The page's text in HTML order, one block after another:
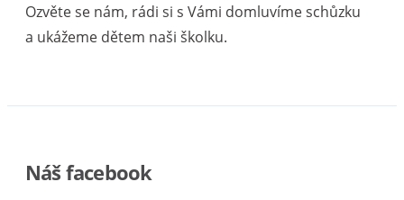
Ozvěte se nám, rádi si s Vámi domluvíme schůzku
a ukážeme dětem naši školku.
Náš facebook